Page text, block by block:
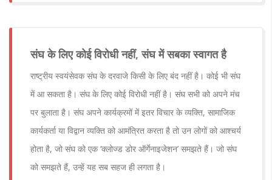
संघ के लिए कोई विरोधी नहीं, संघ में सबका स्वागत है
राष्ट्रीय स्वयंसेवक संघ के दरवाजे किसी के लिए बंद नहीं है। कोई भी संघ
में आ सकता है। संघ के लिए कोई विरोधी नहीं है। संघ सभी को अपने मंच
पर बुलाता है। संघ अपने कार्यक्रमों में इतर विचार के व्यक्ति, सामाजिक
कार्यकर्ता या विद्वान व्यक्ति को आमंत्रित करता है तो उन लोगों को आश्चर्य
होता है, जो संघ को एक ‘क्लोज्ड डोर ऑर्गेनाइजेशन’ समझते हैं। जो संघ
को समझते हैं, उन्हें यह सब सहज ही लगता है।